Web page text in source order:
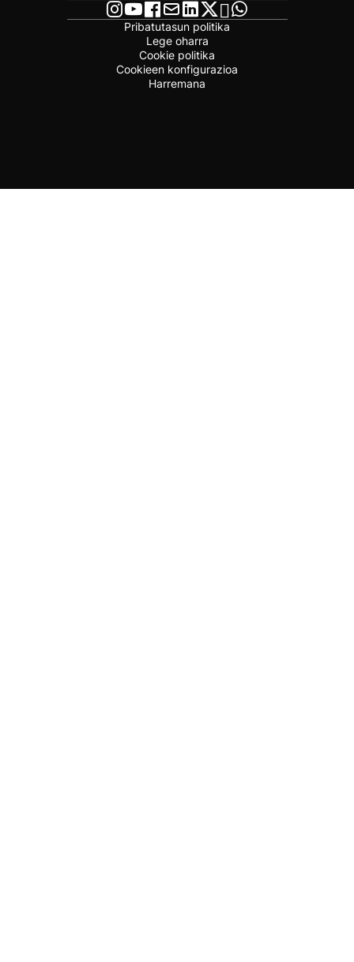
Pribatutasun politika
Lege oharra
Cookie politika
Cookieen konfigurazioa
Harremana